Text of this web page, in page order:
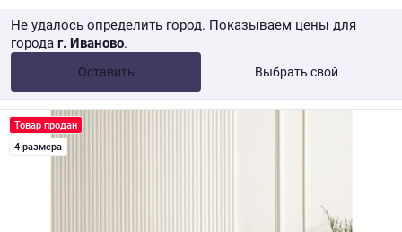
Не удалось определить город. Показываем цены для
города г. Иваново.
Оставить Выбрать свой
от 10 000 ₽ Розница → WB
Товар продан
4 размера